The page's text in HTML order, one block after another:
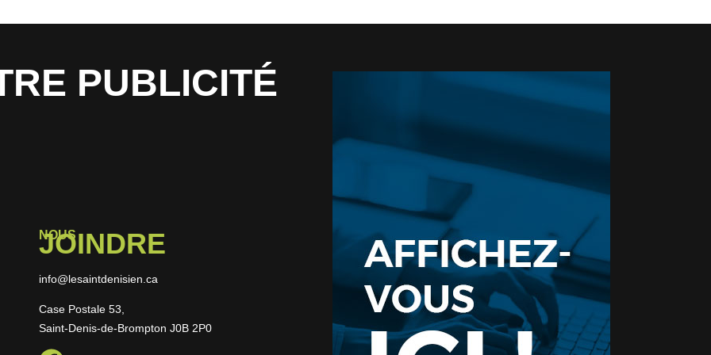
PUBLICITÉ
NOUS
JOINDRE
info@lesaintdenisien.ca
Case Postale 53,
Saint-Denis-de-Brompton J0B 2P0